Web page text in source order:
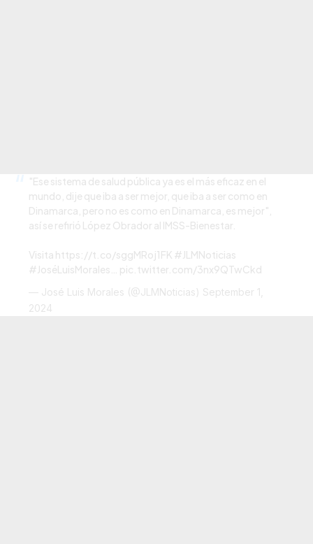
"Ese sistema de salud pública ya es el más eficaz en el
mundo, dije que iba a ser mejor, que iba a ser como en
Dinamarca, pero no es como en Dinamarca, es mejor",
así se refirió López Obrador al IMSS-Bienestar.
Visita https://t.co/sggMRoj1FK #JLMNoticias
#JoséLuisMorales
pic.twitter.com/3nx9QTwCkd
— José Luis Morales (@JLMNoticias) September 1,
2024